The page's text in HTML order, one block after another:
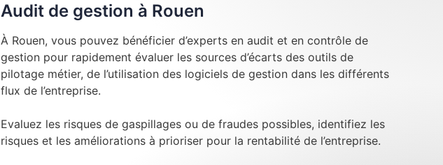
Audit de gestion à Rouen
À Rouen, vous pouvez bénéficier d’experts en audit et en contrôle de
gestion pour rapidement évaluer les sources d’écarts des outils de
pilotage métier, de l’utilisation des logiciels de gestion dans les différents
flux de l’entreprise.
Evaluez les risques de gaspillages ou de fraudes possibles, identifiez les
risques et les améliorations à prioriser pour la rentabilité de l’entreprise.